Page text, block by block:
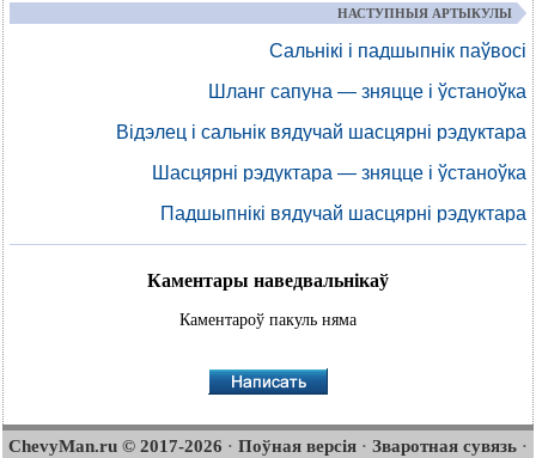
НАСТУПНЫЯ АРТЫКУЛЫ
Сальнікі і падшыпнік паўвосі
Шланг сапуна — зняцце і ўстаноўка
Відэлец і сальнік вядучай шасцярні рэдуктара
Шасцярні рэдуктара — зняцце і ўстаноўка
Падшыпнікі вядучай шасцярні рэдуктара
Каментары наведвальнікаў
Каментароў пакуль няма
ChevyMan.ru © 2017-2026 · Поўная версія · Зваротная сувязь ·